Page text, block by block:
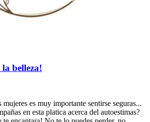
belleza!
mujeres es muy importante sentirse seguras...
en esta platica acerca del autoestimas?